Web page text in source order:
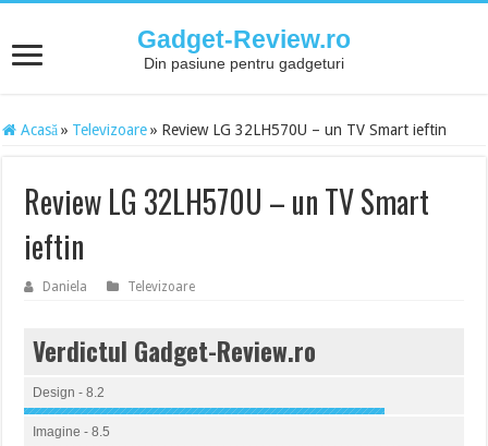
Gadget-Review.ro
Din pasiune pentru gadgeturi
Acasă » Televizoare » Review LG 32LH570U – un TV Smart ieftin
Review LG 32LH570U – un TV Smart
ieftin
Daniela Televizoare
Verdictul Gadget-Review.ro
Design - 8.2
Imagine - 8.5